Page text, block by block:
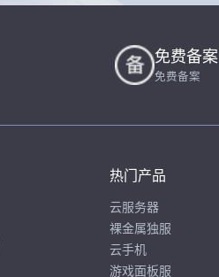
免费备案
免费备案
热门产品
云服务器
裸金属独服
云手机
游戏面板服